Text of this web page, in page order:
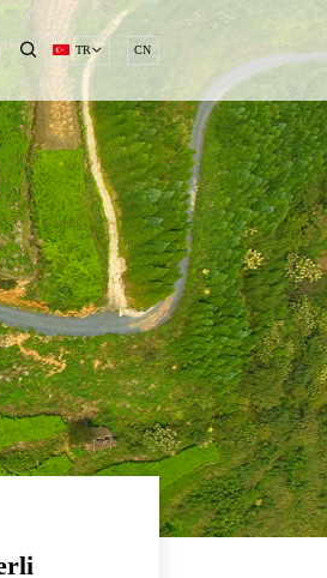
TR CN